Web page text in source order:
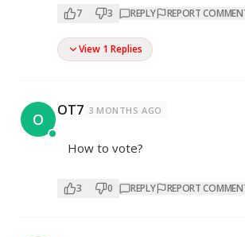
7 3 REPLY REPORT
View 1 Replies
O OT7 3 MONTHS AGO
How to vote?
3 0 REPLY REPORT